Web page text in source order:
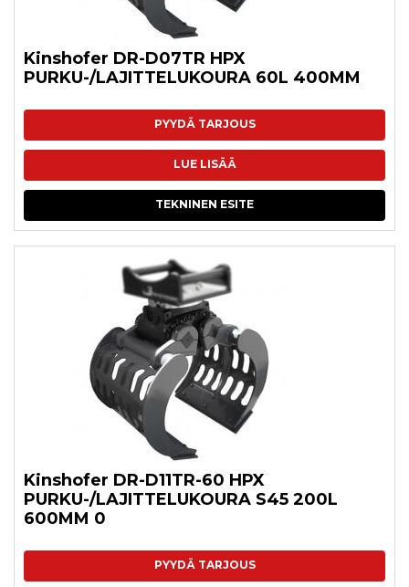
Kinshofer DR-D07TR HPX
PURKU-/LAJITTELUKOURA 60L 400MM
PYYDÄ TARJOUS
LUE LISÄÄ
TEKNINEN ESITE
Kinshofer DR-D11TR-60 HPX
PURKU-/LAJITTELUKOURA S45 200L
600MM 0
PYYDÄ TARJOUS